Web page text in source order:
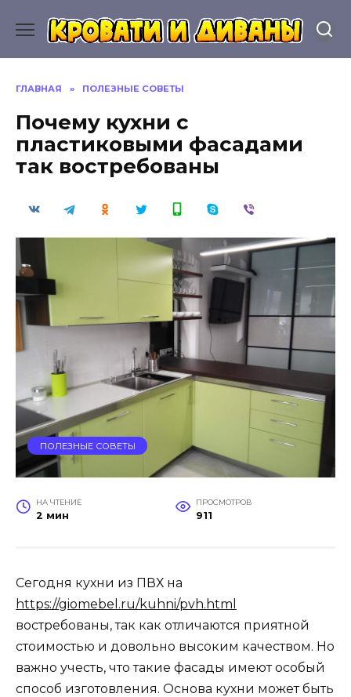
содержанию
ГЛАВНАЯ » ПОЛЕЗНЫЕ СОВЕТЫ
Почему кухни с
пластиковыми фасадами
так востребованы
ПОЛЕЗНЫЕ СОВЕТЫ
НА ЧТЕНИЕ
2 мин
ПРОСМОТРОВ
911
Сегодня кухни из ПВХ на
https://giomebel.ru/kuhni/pvh.html
востребованы, так как отличаются приятной
стоимостью и довольно высоким качеством. Но
важно учесть, что такие фасады имеют особый
способ изготовления. Основа кухни может быть